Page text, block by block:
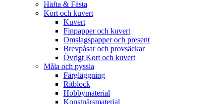
Häfta & Fästa
Kort och kuvert
Kuvert
Finpapper och kuvert
Omslagspapper och present
Brevpåsar och provsäckar
Övrigt Kort och kuvert
Måla och pyssla
Färgläggning
Ritblock
Hobbymaterial
Konstnärsmaterial